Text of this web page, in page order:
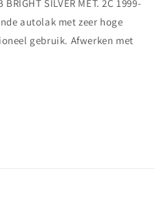
SILVER MET. 2C 1999-
autolak met zeer hoge
gebruik. Afwerken met